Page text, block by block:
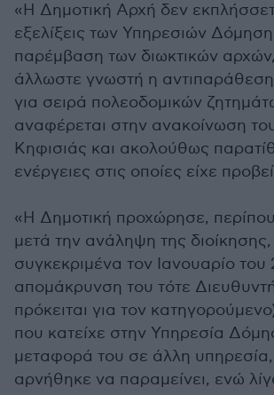
«Η Δημοτική Αρχή δεν
εξελίξεις των Υπηρεσιών
παρέμβαση των διωκτικών αρχών,
άλλωστε γνωστή η
για σειρά πολεοδομικών
αναφέρεται στην ανακοίνωση
Κηφισιάς και ακολούθως
ενέργειες στις οποίες είχε
«Η Δημοτική προχώρησε,
μετά την ανάληψη της διοίκησης,
συγκεκριμένα τον Ιανουαρίο του
απομάκρυνση του τότε
πρόκειται για τον
που κατείχε στην Υπηρεσία
μεταφορά του σε άλλη υπηρεσία,
αρνήθηκε να παραμείνει, ενώ